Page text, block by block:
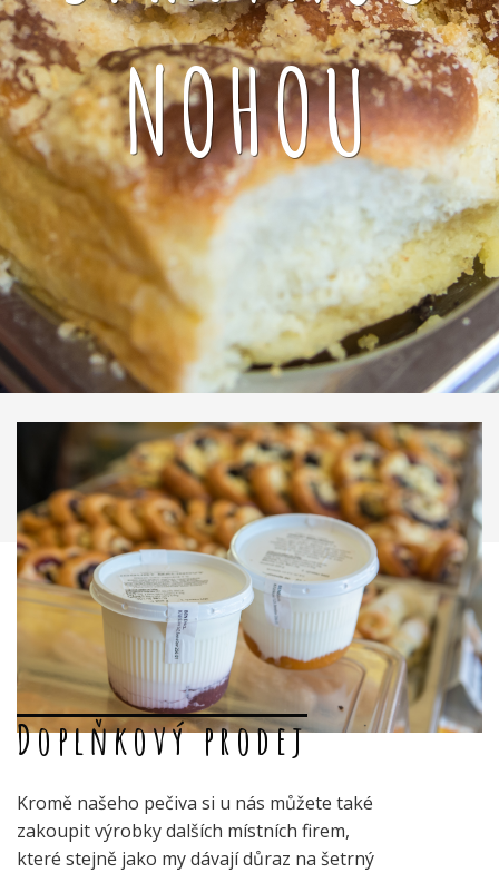
NOHOU
Doplňkový prodej
Kromě našeho pečiva si u nás můžete také
zakoupit výrobky dalších místních firem,
které stejně jako my dávají důraz na šetrný